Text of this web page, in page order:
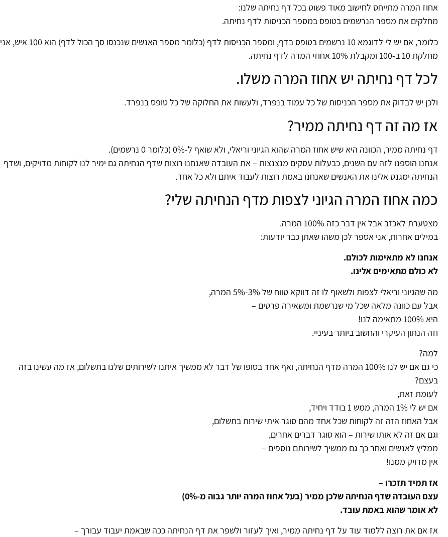
אחוז המרה מתייחס לחישוב מאוד פשוט בכל דף נחיתה שלנו:
מחלקים את מספר הנרשמים בטופס במספר הכניסות לדף נחיתה.
כלומר, אם יש לי לדוגמא 10 נרשמים בטופס בדף, ומספר הכניסות לדף (כלומר מספר האנשים שנכנסו סך הכול לדף) הוא 100 איש, אני
מחלקת 10 ב-100 ומקבלת 10% אחוזי המרה לדף נחיתה.
לכל דף נחיתה יש אחוז המרה משלו.
ולכן יש לבדוק את מספר הכניסות של כל עמוד בנפרד, ולעשות את החלוקה של כל טופס בנפרד.
אז מה זה דף נחיתה ממיר?
דף נחיתה ממיר, הכוונה היא שיש אחוז המרה שהוא הגיוני וריאלי, ולא שואף ל-0% (כלומר 0 נרשמים).
אנחנו הוספנו לזה עם השנים, כבעלות עסקים מנצנצות – את העובדה שאנחנו רוצות שדף הנחיתה גם ימיר לנו לקוחות מדויקים, ושדף
הנחיתה ימגנט אלינו את האנשים שאנחנו באמת רוצות לעבוד איתם ולא כל אחד.
כמה אחוז המרה הגיוני לצפות מדף הנחיתה שלי?
מצטערת לאכזב אבל אין דבר כזה 100% המרה.
במילים אחרות, אני אספר לכן משהו שאתן כבר יודעות:
אנחנו לא מתאימות לכולם.
לא כולם מתאימים אלינו.
מה שהגיוני וריאלי לצפות ולשאוף לו זה דווקא טווח של 3%-5% המרה,
אבל עם כוונה מלאה שכל מי שנרשמת ומשאירה פרטים –
היא 100% מתאימה לנו!
וזה הנתון העיקרי והחשוב ביותר בעיניי.
למה?
כי גם אם יש לנו 100% המרה מדף הנחיתה, ואף אחד בסופו של דבר לא ממשיך איתנו לשירותים שלנו בתשלום, אז מה עשינו בזה
בעצם?
לעומת זאת,
אם יש לי 1% המרה, ממש 1 בודד ויחיד,
אבל האחוז הזה זה לקוחות שכל אחד מהם סוגר איתי שירות בתשלום,
וגם אם זה לא אותו שירות – הוא סוגר דברים אחרים,
ממליץ לאנשים ואחר כך גם ממשיך לשירותם נוספים –
אין מדויק ממנו!
אז תמיד תזכרו –
עצם העובדה שדף הנחיתה שלכן ממיר (בעל אחוז המרה יותר גבוה מ-0%)
לא אומר שהוא באמת עובד.
אז אם את רוצה ללמוד עוד על דף נחיתה ממיר, ואיך לעזור ולשפר את דף הנחיתה ככה שבאמת יעבוד עבורך –